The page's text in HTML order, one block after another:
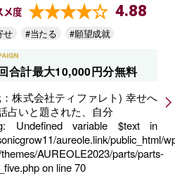
メ度 4.88
せ #当たる #願望成就
合計最大10,000円分無料
株式会社ティファレト) 幸せへ
占いと題された、自分
: Undefined variable $text in
aureole.link/public_html/
AUREOLE2023/parts/parts-
on line70